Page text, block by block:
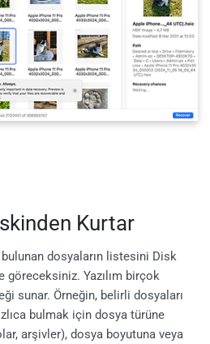
Kurtar
bulunan dosyaların listesini Disk
göreceksiniz. Yazılım birçok
sunar. Örneğin, belirli dosyaları
bulmak için dosya türüne
arşivler), dosya boyutuna veya